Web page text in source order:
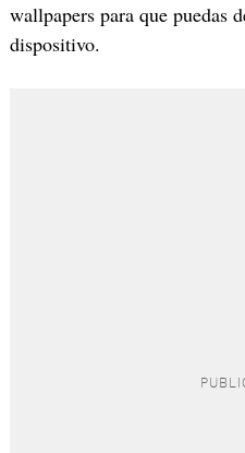
wallpapers para que puedas
dispositivo.